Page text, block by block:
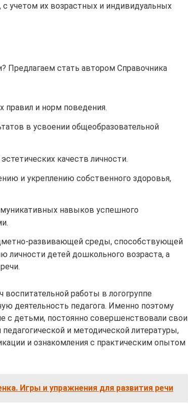
учетом их возрастных и индивидуальных
Предлагаем стать автором Справочника
и норм поведения.
в усвоении общеобразовательной
качеств личности.
и укреплению собственного здоровья,
навыков успешного
развивающей среды, способствующей
личности детей дошкольного возраста, а
работы в логогруппе
деятельность педагога. Именно поэтому
с детьми, постоянно совершенствовали свои
и методической литературы,
и ознакомления с практическим опытом
Игры и упражнения для развития речи